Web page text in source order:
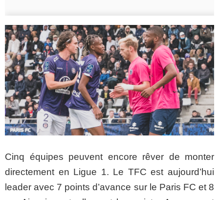
Cinq équipes peuvent encore rêver de monter
directement en Ligue 1. Le TFC est aujourd’hui
leader avec 7 points d’avance sur le Paris FC et 8